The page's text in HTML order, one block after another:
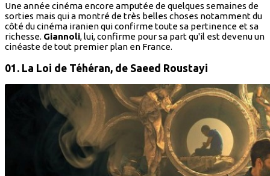
Une année cinéma encore amputée de quelques semaines de
sorties mais qui a montré de très belles choses notamment du
côté du cinéma iranien qui confirme toute sa pertinence et sa
richesse. Giannoli, lui, confirme pour sa part qu'il est devenu un
cinéaste de tout premier plan en France.
01. La Loi de Téhéran, de Saeed Roustayi